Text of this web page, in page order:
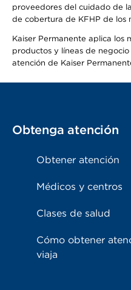
proveedores del cuidado de
de cobertura de KFHP de los
Kaiser Permanente aplica los
productos y líneas de
atención de Kaiser
Obtenga atención
Obtener atención
Médicos y centros
Clases de salud
Cómo obtener
viaja